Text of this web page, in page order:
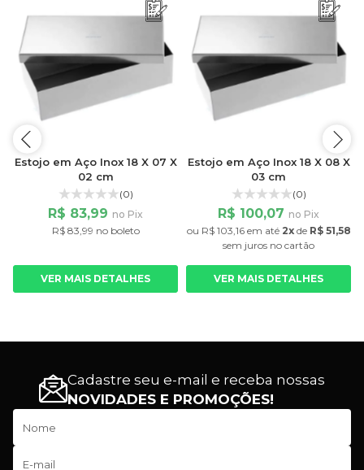
Estojo em Aço Inox 18 X 07 X
02 cm
(0)
R$ 83,99 no Pix
R$ 83,99 no boleto
VER MAIS DETALHES
Estojo em Aço Inox 18 X 08 X
03 cm
(0)
R$ 100,07 no Pix
ou R$ 103,16em até 2xde R$ 51,58
sem juros no cartão
VER MAIS DETALHES
Cadastre seu e-mail e receba nossas
NOVIDADES E PROMOÇÕES!